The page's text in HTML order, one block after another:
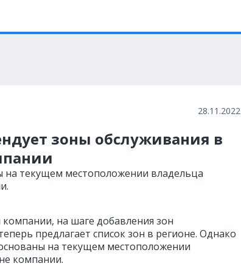
28.11.2022
зоны обслуживания в
текущем местоположении владельца
на шаге добавления зон
предлагает список зон в регионе. Однако
на текущем местоположении
компании.